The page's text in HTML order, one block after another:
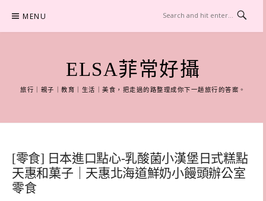
content
MENU
ELSA菲常好攝
旅行｜親子｜教育｜生活｜美食，把走過的路整理成你下一趟旅行的答案。
[零食] 日本進口點心-乳酸菌小漢堡日式糕點
天惠和菓子｜天惠北海道鮮奶小饅頭辦公室
零食